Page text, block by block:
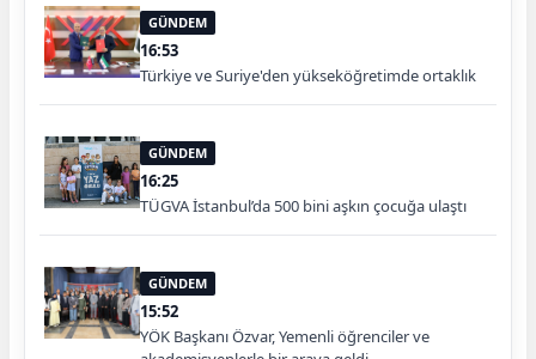
GÜNDEM
16:53
Türkiye ve Suriye'den yükseköğretimde ortaklık
GÜNDEM
16:25
TÜGVA İstanbul’da 500 bini aşkın çocuğa ulaştı
GÜNDEM
15:52
YÖK Başkanı Özvar, Yemenli öğrenciler ve